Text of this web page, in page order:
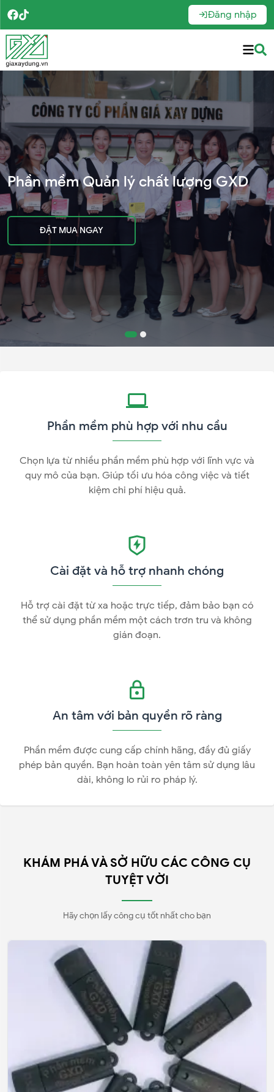
Đăng nhập
Phần mềm Quyết toán GXD
ĐẶT MUA NGAY
Phần mềm phù hợp với nhu cầu
Chọn lựa từ nhiều phần mềm phù hợp với lĩnh vực và
quy mô của bạn. Giúp tối ưu hóa công việc và tiết
kiệm chi phí hiệu quả.
Cài đặt và hỗ trợ nhanh chóng
Hỗ trợ cài đặt từ xa hoặc trực tiếp, đảm bảo bạn có
thể sử dụng phần mềm một cách trơn tru và không
gián đoạn.
An tâm với bản quyền rõ ràng
Phần mềm được cung cấp chính hãng, đầy đủ giấy
phép bản quyền. Bạn hoàn toàn yên tâm sử dụng lâu
dài, không lo rủi ro pháp lý.
KHÁM PHÁ VÀ SỞ HỮU CÁC CÔNG CỤ
TUYỆT VỜI
Hãy chọn lấy công cụ tốt nhất cho bạn